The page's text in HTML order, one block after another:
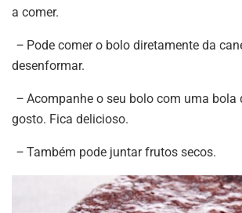
a comer.
– Pode comer o bolo diretamente da
desenformar.
– Acompanhe o seu bolo com uma bola
gosto. Fica delicioso.
– Também pode juntar frutos secos.